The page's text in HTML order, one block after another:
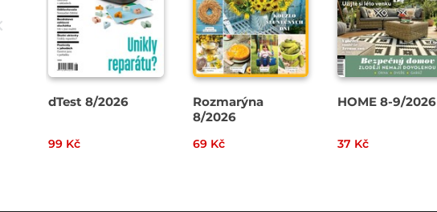
dTest 8/2026
99 Kč
Rozmarýna
8/2026
69 Kč
HOME 8-9/2026
37 Kč